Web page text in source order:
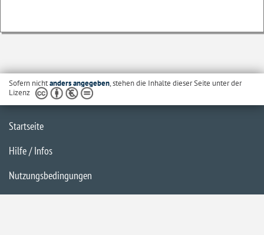
Sofern nichtanders angegeben, stehen die Inhalte dieser Seite unter der
Lizenz
Startseite
Hilfe / Infos
Nutzungsbedingungen